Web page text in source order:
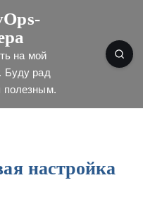
на мой
Буду рад
полезным.
настройка